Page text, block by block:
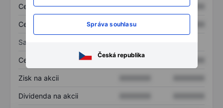
Správa souhlasu
Česká republika
Celková aktiva XXXXXXX XXXXXXX
Celkový dluh XXXXXXX
Sazby
Cena/tržby XXXXXXX
Zisk na akcii
Dividenda na akcii